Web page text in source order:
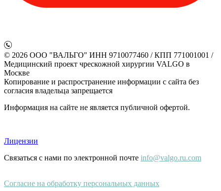
© 2026 ООО "ВАЛЬГО" ИНН 9710077460 / КПП 771001001 /
Медицинский проект чрескожной хирургии VALGO в
Москве
Копирование и распространение информации с сайта без
согласия владельца запрещается
Информация на сайте не является публичной офертой.
Лицензии
Связаться с нами по электронной почте info@valgo.ru.com
Согласие на обработку персональных данных